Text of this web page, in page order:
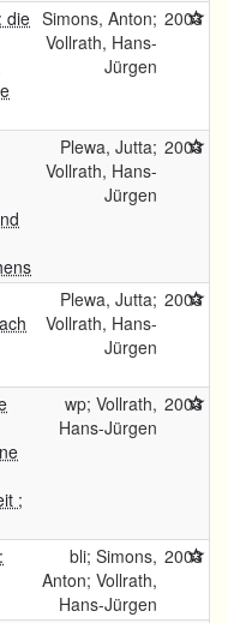
die Simons, Anton;
Vollrath, Hans-
Jürgen
2003
Plewa, Jutta;
Vollrath, Hans-
Jürgen
2003
Plewa, Jutta;
Vollrath, Hans-
Jürgen
2003
;
wp; Vollrath,
Hans-Jürgen
2003
bli; Simons,
Anton; Vollrath,
Hans-Jürgen
2003